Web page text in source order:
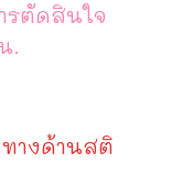
รตัดสินใจ
.
ทางด้านสติ